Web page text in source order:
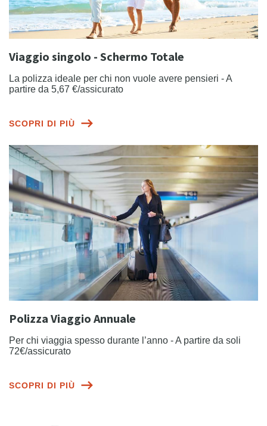
Viaggio singolo - Schermo Totale
La polizza ideale per chi non vuole avere pensieri - A
partire da 5,67 €/assicurato
SCOPRI DI PIÙ
Polizza Viaggio Annuale
Per chi viaggia spesso durante l’anno - A partire da soli
72€/assicurato
SCOPRI DI PIÙ